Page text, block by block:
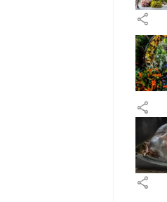
share
share
share